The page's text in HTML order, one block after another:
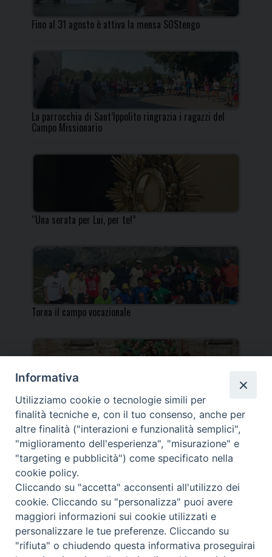
Fino al 31 agosto è attiva la mensa SOStengo
La parrocchia di Sant’Ippolito ringrazia i ragazzi del
Campo Missionario
“Una serata per Lui, per te!”
Torna il campo vocazionale
Torna il Campo Missionario Diocesano
_____________________________________________________
_____________________________
DIOCESI DI FANO FOSSOMBRONE CAGLI PERGOLA | Via Roma,
118 - 61032 FANO (PU) |
Tel. 0721 803737 o 826044 | Cod. Fiscale 90003900413
Note legali| Privacy
Informativa
Utilizziamo cookie o tecnologie simili per
finalità tecniche e, con il tuo consenso, anche per
altre finalità ("interazioni e funzionalità semplici",
"miglioramento dell'esperienza", "misurazione" e
"targeting e pubblicità") come specificato nella
cookie policy.
Cliccando su "accetta" acconsenti all'utilizzo dei
cookie. Cliccando su "personalizza" puoi avere
maggiori informazioni sui cookie utilizzati e
personalizzare le tue preferenze. Cliccando su
"rifiuta" o chiudendo questa informativa proseguirai